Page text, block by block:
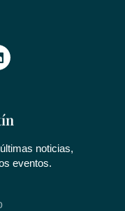
noticias,
eventos.